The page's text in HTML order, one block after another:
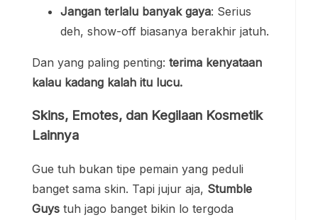
Jangan terlalu banyak gaya: Serius
deh, show-off biasanya berakhir jatuh.
Dan yang paling penting: terima kenyataan
kalau kadang kalah itu lucu.
Skins, Emotes, dan Kegilaan Kosmetik
Lainnya
Gue tuh bukan tipe pemain yang peduli
banget sama skin. Tapi jujur aja, Stumble
Guys tuh jago banget bikin lo tergoda